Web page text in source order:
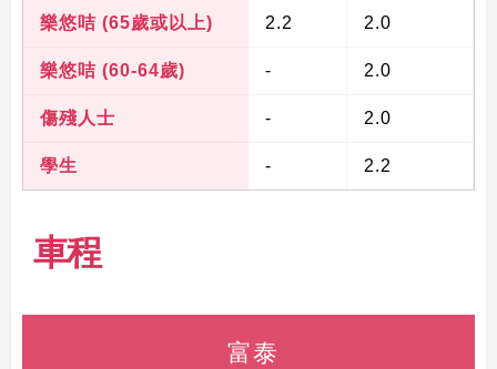
樂悠咭 (65歲或以上) 2.2 2.0
樂悠咭 (60-64歲) - 2.0
傷殘人士 - 2.0
學生 - 2.2
車程
富泰